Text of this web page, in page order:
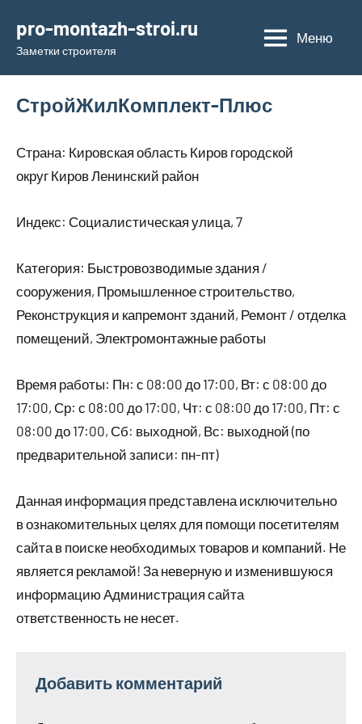
содержимому
pro-montazh-stroi.ru
Заметки строителя
Меню
СтройЖилКомплект-Плюс
Страна: Кировская область Киров городской
округ Киров Ленинский район
Индекс: Социалистическая улица, 7
Категория: Быстровозводимые здания /
сооружения, Промышленное строительство,
Реконструкция и капремонт зданий, Ремонт / отделка
помещений, Электромонтажные работы
Время работы: Пн: с 08:00 до 17:00, Вт: с 08:00 до
17:00, Ср: с 08:00 до 17:00, Чт: с 08:00 до 17:00, Пт: с
08:00 до 17:00, Сб: выходной, Вс: выходной (по
предварительной записи: пн-пт)
Данная информация представлена исключительно
в ознакомительных целях для помощи посетителям
сайта в поиске необходимых товаров и компаний. Не
является рекламой! За неверную и изменившуюся
информацию Администрация сайта
ответственность не несет.
Добавить комментарий